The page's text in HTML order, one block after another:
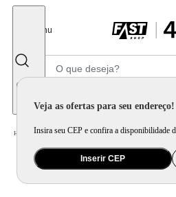
Menu
Veja as ofertas para seu endereço!
Insira seu CEP e confira a disponibilidade
Inserir CEP
Home Mercado / Bebida Bebida Não Alcoolica